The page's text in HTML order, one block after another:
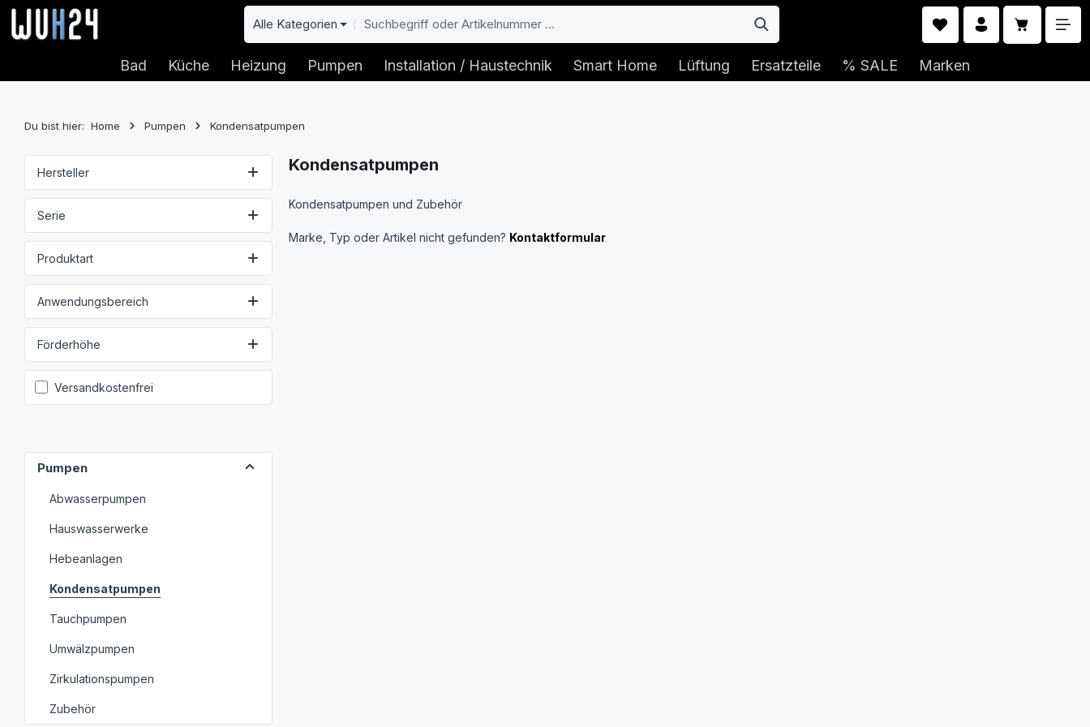
Hauptinhalt springen
Zur Suche springen
Zur Hauptnavigation springen Alle Kategorien
Bad Küche Heizung Pumpen Installation / Haustechnik Smart Home Lüftung Ersatzteile % SALE Marken
Du bist hier: Home Pumpen Kondensatpumpen
Hersteller
Serie
Produktart
Anwendungsbereich
Förderhöhe
Filter hinzufügen: Versandkostenfrei
Versandkostenfrei
Pumpen
Abwasserpumpen
Hauswasserwerke
Hebeanlagen
Kondensatpumpen
Tauchpumpen
Umwälzpumpen
Zirkulationspumpen
Zubehör
Kondensatpumpen
Kondensatpumpen und Zubehör
Marke, Typ oder Artikel nicht gefunden? Kontaktformular